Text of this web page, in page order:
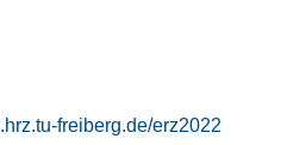
freiberg.de/erz2022